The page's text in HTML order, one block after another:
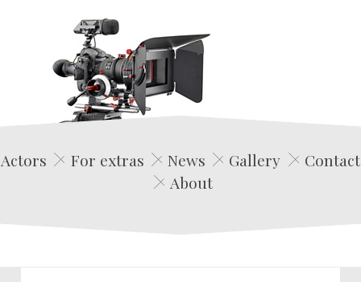
Edwin Film Agencja Aktorska
Actors For extras News Gallery
Contact
About